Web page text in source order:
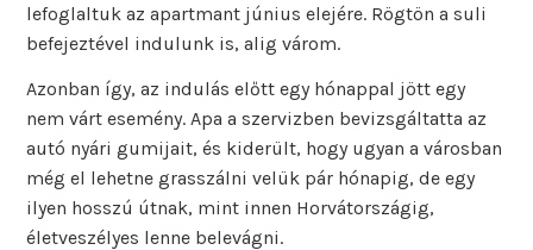
lefoglaltuk az apartmant június elejére. Rögtön a suli
befejeztével indulunk is, alig várom.
Azonban így, az indulás előtt egy hónappal jött egy
nem várt esemény. Apa a szervizben bevizsgáltatta az
autó nyári gumijait, és kiderült, hogy ugyan a városban
még el lehetne grasszálni velük pár hónapig, de egy
ilyen hosszú útnak, mint innen Horvátországig,
életveszélyes lenne belevágni.